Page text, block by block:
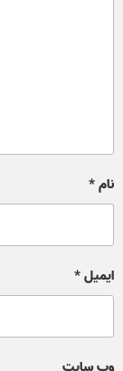
نام*
ایمیل*